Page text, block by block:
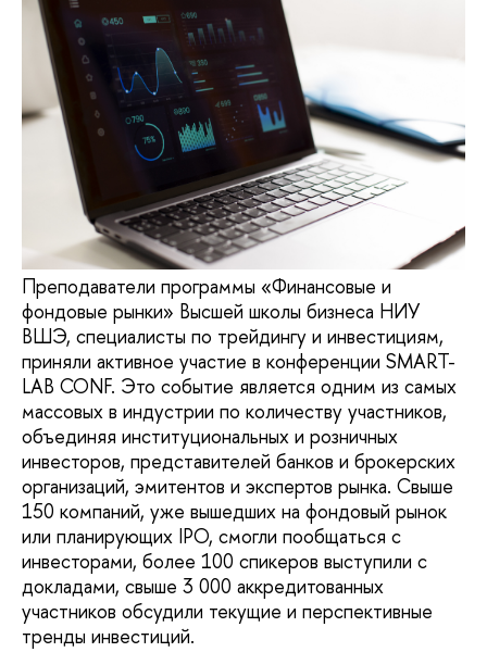
Преподаватели программы «Финансовые и
фондовые рынки» Высшей школы бизнеса НИУ
ВШЭ, специалисты по трейдингу и инвестициям,
приняли активное участие в конференции SMART-
LAB CONF. Это событие является одним из самых
массовых в индустрии по количеству участников,
объединяя институциональных и розничных
инвесторов, представителей банков и брокерских
организаций, эмитентов и экспертов рынка. Свыше
150 компаний, уже вышедших на фондовый рынок
или планирующих IPO, смогли пообщаться с
инвесторами, более 100 спикеров выступили с
докладами, свыше 3 000 аккредитованных
участников обсудили текущие и перспективные
тренды инвестиций.